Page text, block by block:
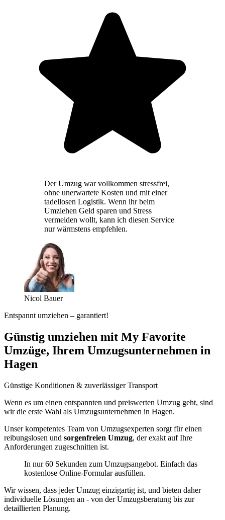
Der Umzug war vollkommen stressfrei,
ohne unerwartete Kosten und mit einer
tadellosen Logistik. Wenn ihr beim
Umziehen Geld sparen und Stress
vermeiden wollt, kann ich diesen Service
nur wärmstens empfehlen.
Nicol Bauer
Entspannt umziehen – garantiert!
Günstig umziehen mit My Favorite
Umzüge, Ihrem Umzugsunternehmen in
Hagen
Günstige Konditionen & zuverlässiger Transport
Wenn es um einen entspannten und preiswerten Umzug geht, sind
wir die erste Wahl als Umzugsunternehmen in Hagen.
Unser kompetentes Team von Umzugsexperten sorgt für einen
reibungslosen und sorgenfreien Umzug, der exakt auf Ihre
Anforderungen zugeschnitten ist.
In nur 60 Sekunden zum Umzugsangebot. Einfach das
kostenlose Online-Formular ausfüllen.
Wir wissen, dass jeder Umzug einzigartig ist, und bieten daher
individuelle Lösungen an - von der Umzugsberatung bis zur
detaillierten Planung.